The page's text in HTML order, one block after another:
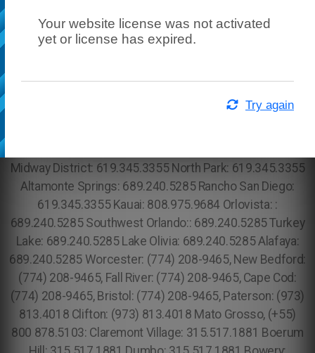
Your website license was not activated
yet or license has expired.
Try again